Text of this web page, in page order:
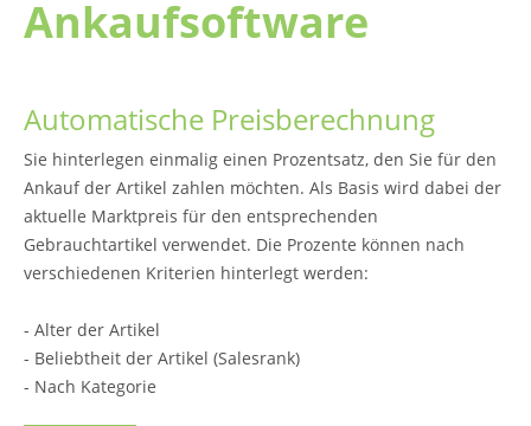
Ankaufsoftware
Automatische Preisberechnung
Sie hinterlegen einmalig einen Prozentsatz, den Sie für den
Ankauf der Artikel zahlen möchten. Als Basis wird dabei der
aktuelle Marktpreis für den entsprechenden
Gebrauchtartikel verwendet. Die Prozente können nach
verschiedenen Kriterien hinterlegt werden:
- Alter der Artikel
- Beliebtheit der Artikel (Salesrank)
- Nach Kategorie